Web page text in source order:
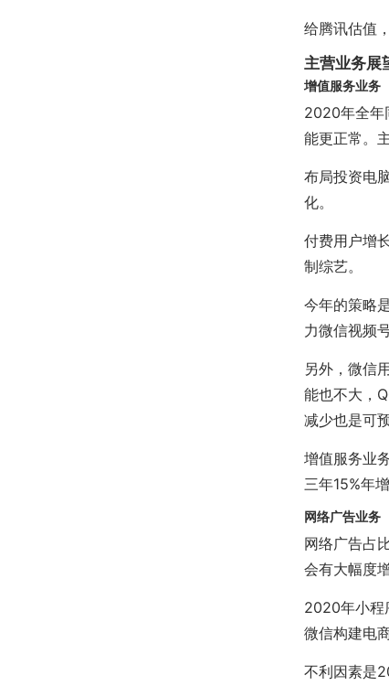
给腾讯估值
主营业务展
增值服务业务
2020年全年
能更正常。
布局投资电
化。
付费用户增
制综艺。
今年的策略
力微信视频
另外，微信
能也不大，
减少也是可
增值服务业
三年15%年增
网络广告业务
网络广告占
会有大幅度
2020年小程
微信构建电
不利因素是